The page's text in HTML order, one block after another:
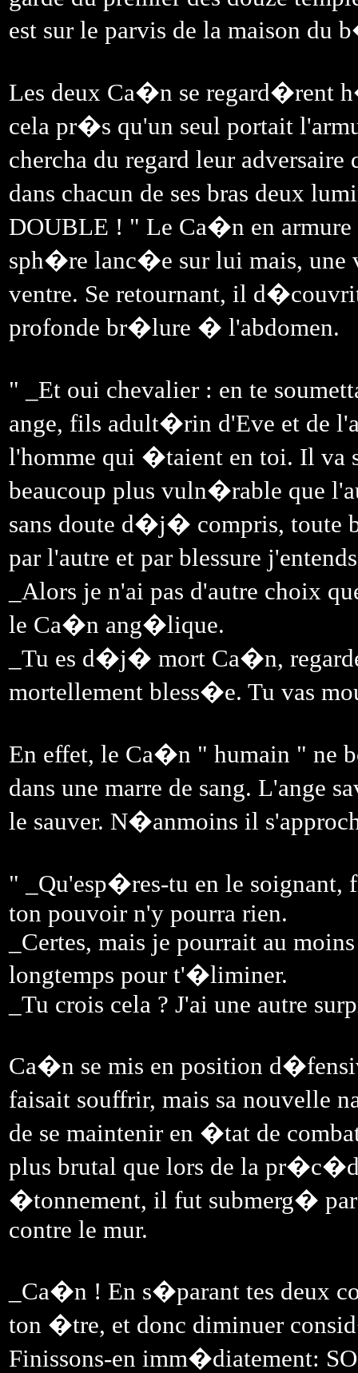
est sur le parvis de la maison du
Les deux Ca�n se
cela pr�s qu'un seul portait
chercha du regard leur
dans chacun de ses bras deux
DOUBLE ! " Le Ca�n en armure
sph�re lanc�e sur lui mais, une
ventre. Se retournant, il
profonde br�lure � l'abdomen.
" _Et oui chevalier : en te
ange, fils adult�rin d'Eve et de
l'homme qui �taient en toi. Il va
beaucoup plus vuln�rable que
sans doute d�j� compris, toute
par l'autre et par blessure
_Alors je n'ai pas d'autre choix
le Ca�n ang�lique.
_Tu es d�j� mort Ca�n,
mortellement bless�e. Tu vas
En effet, le Ca�n " humain " ne
dans une marre de sang. L'ange
le sauver. N�anmoins il
" _Qu'esp�res-tu en le soignant,
ton pouvoir n'y pourra rien.
_Certes, mais je pourrait au
longtemps pour t'�liminer.
_Tu crois cela ? J'ai une autre
Ca�n se mis en position
faisait souffrir, mais sa nouvelle
de se maintenir en �tat de
plus brutal que lors de la
�tonnement, il fut submerg� par
contre le mur.
_Ca�n ! En s�parant tes deux
ton �tre, et donc diminuer
Finissons-en imm�diatement: